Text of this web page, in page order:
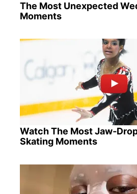
The Most Unexpected
Moments
Watch The Most
Skating Moments